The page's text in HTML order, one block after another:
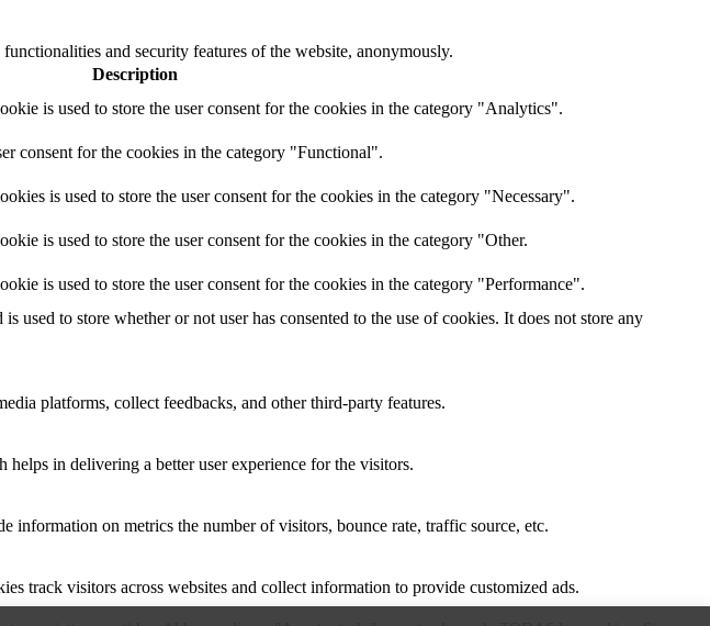
and security features of the website, anonymously.
Description
is used to store the user consent for the cookies in the category "Analytics".
consent for the cookies in the category "Functional".
is used to store the user consent for the cookies in the category "Necessary".
is used to store the user consent for the cookies in the category "Other.
is used to store the user consent for the cookies in the category "Performance".
used to store whether or not user has consented to the use of cookies. It does not store any
platforms, collect feedbacks, and other third-party features.
helps in delivering a better user experience for the visitors.
information on metrics the number of visitors, bounce rate, traffic source, etc.
track visitors across websites and collect information to provide customized ads.